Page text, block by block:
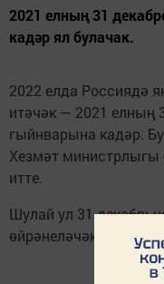
2021 елның 31
кадәр ял булачак.
2022 елда Россиядә
итәчәк — 2021 елның
гыйнварына кадәр.
Хезмәт министрлыгы
итте.
Шулай ул 31
өйрәнеләчәк, дип тә